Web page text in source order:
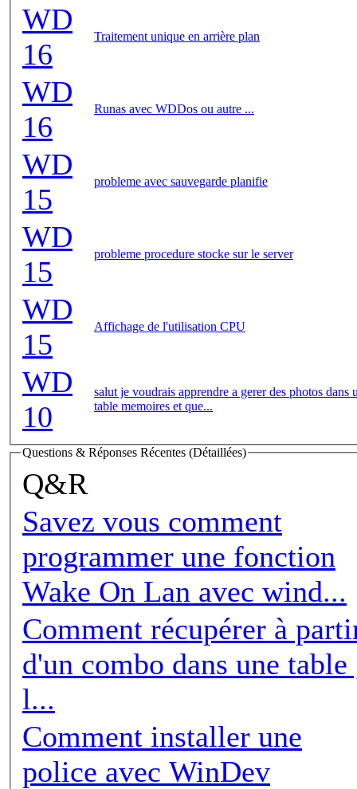
WD
16
Traitement unique en arrière plan
WD
16
Runas avec WDDos ou autre ...
WD
15
probleme avec sauvegarde planifie
WD
15
probleme procedure stocke sur le server
WD
15
Affichage de l'utilisation CPU
WD
10
salut je voudrais apprendre a gerer des photos dans
table memoires et que...
Questions & Réponses Récentes (Détaillées)
Q&R
Savez vous comment
programmer une fonction
Wake On Lan avec wind...
Comment récupérer à
d'un combo dans une table
l...
Comment installer une
police avec WinDev